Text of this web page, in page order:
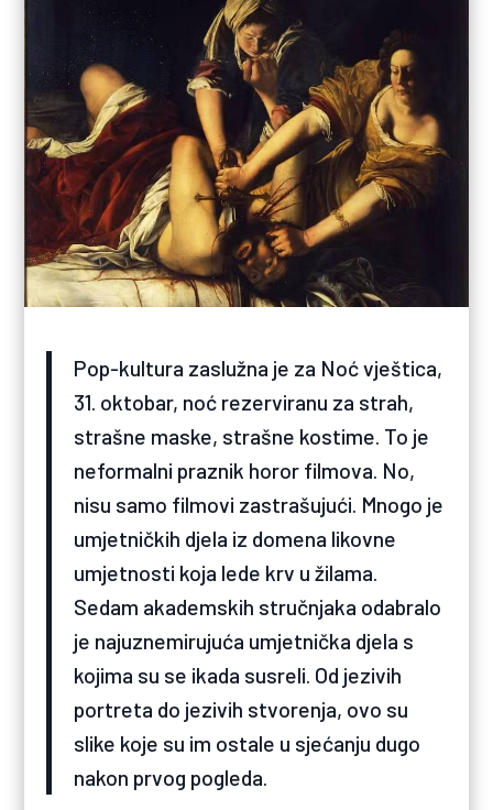
Pop-kultura zaslužna je za Noć vještica,
31. oktobar, noć rezerviranu za strah,
strašne maske, strašne kostime. To je
neformalni praznik horor filmova. No,
nisu samo filmovi zastrašujući. Mnogo je
umjetničkih djela iz domena likovne
umjetnosti koja lede krv u žilama.
Sedam akademskih stručnjaka odabralo
je najuznemirujuća umjetnička djela s
kojima su se ikada susreli. Od jezivih
portreta do jezivih stvorenja, ovo su
slike koje su im ostale u sjećanju dugo
nakon prvog pogleda.